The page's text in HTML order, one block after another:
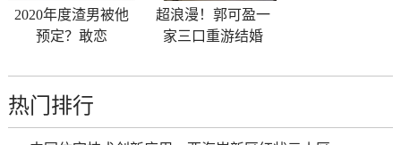
2020年度渣男被他
预定？敢恋
超浪漫！郭可盈一
家三口重游结婚
热门排行